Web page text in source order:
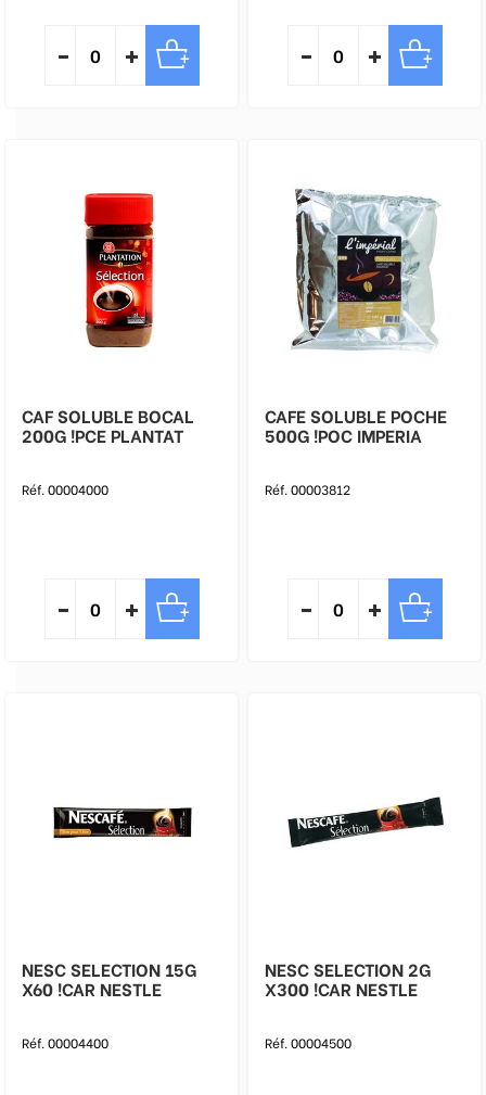
CAF SOLUBLE BOCAL
200G !PCE PLANTAT
Réf. 00004000
CAFE SOLUBLE POCHE
500G !POC IMPERIA
Réf. 00003812
NESC SELECTION 15G
X60 !CAR NESTLE
Réf. 00004400
NESC SELECTION 2G
X300 !CAR NESTLE
Réf. 00004500